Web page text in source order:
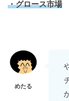
・グロース市場